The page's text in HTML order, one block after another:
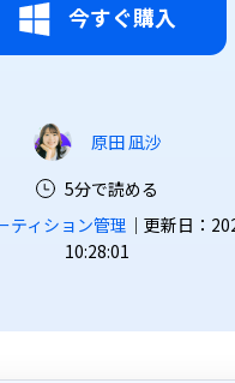
今すぐ購入
原田 凪沙
5分で読める
ティション管理 ｜更新日：
10:28:01